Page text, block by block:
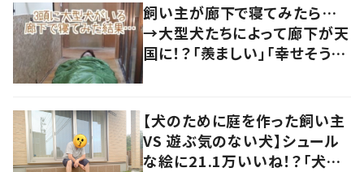
飼い主が廊下で寝てみたら…
→大型犬たちによって廊下が天
国に！？「羨ましい」「幸せそう」
【犬のために庭を作った飼い主
VS 遊ぶ気のない犬】シュール
な絵に21.1万いいね！？「犬の